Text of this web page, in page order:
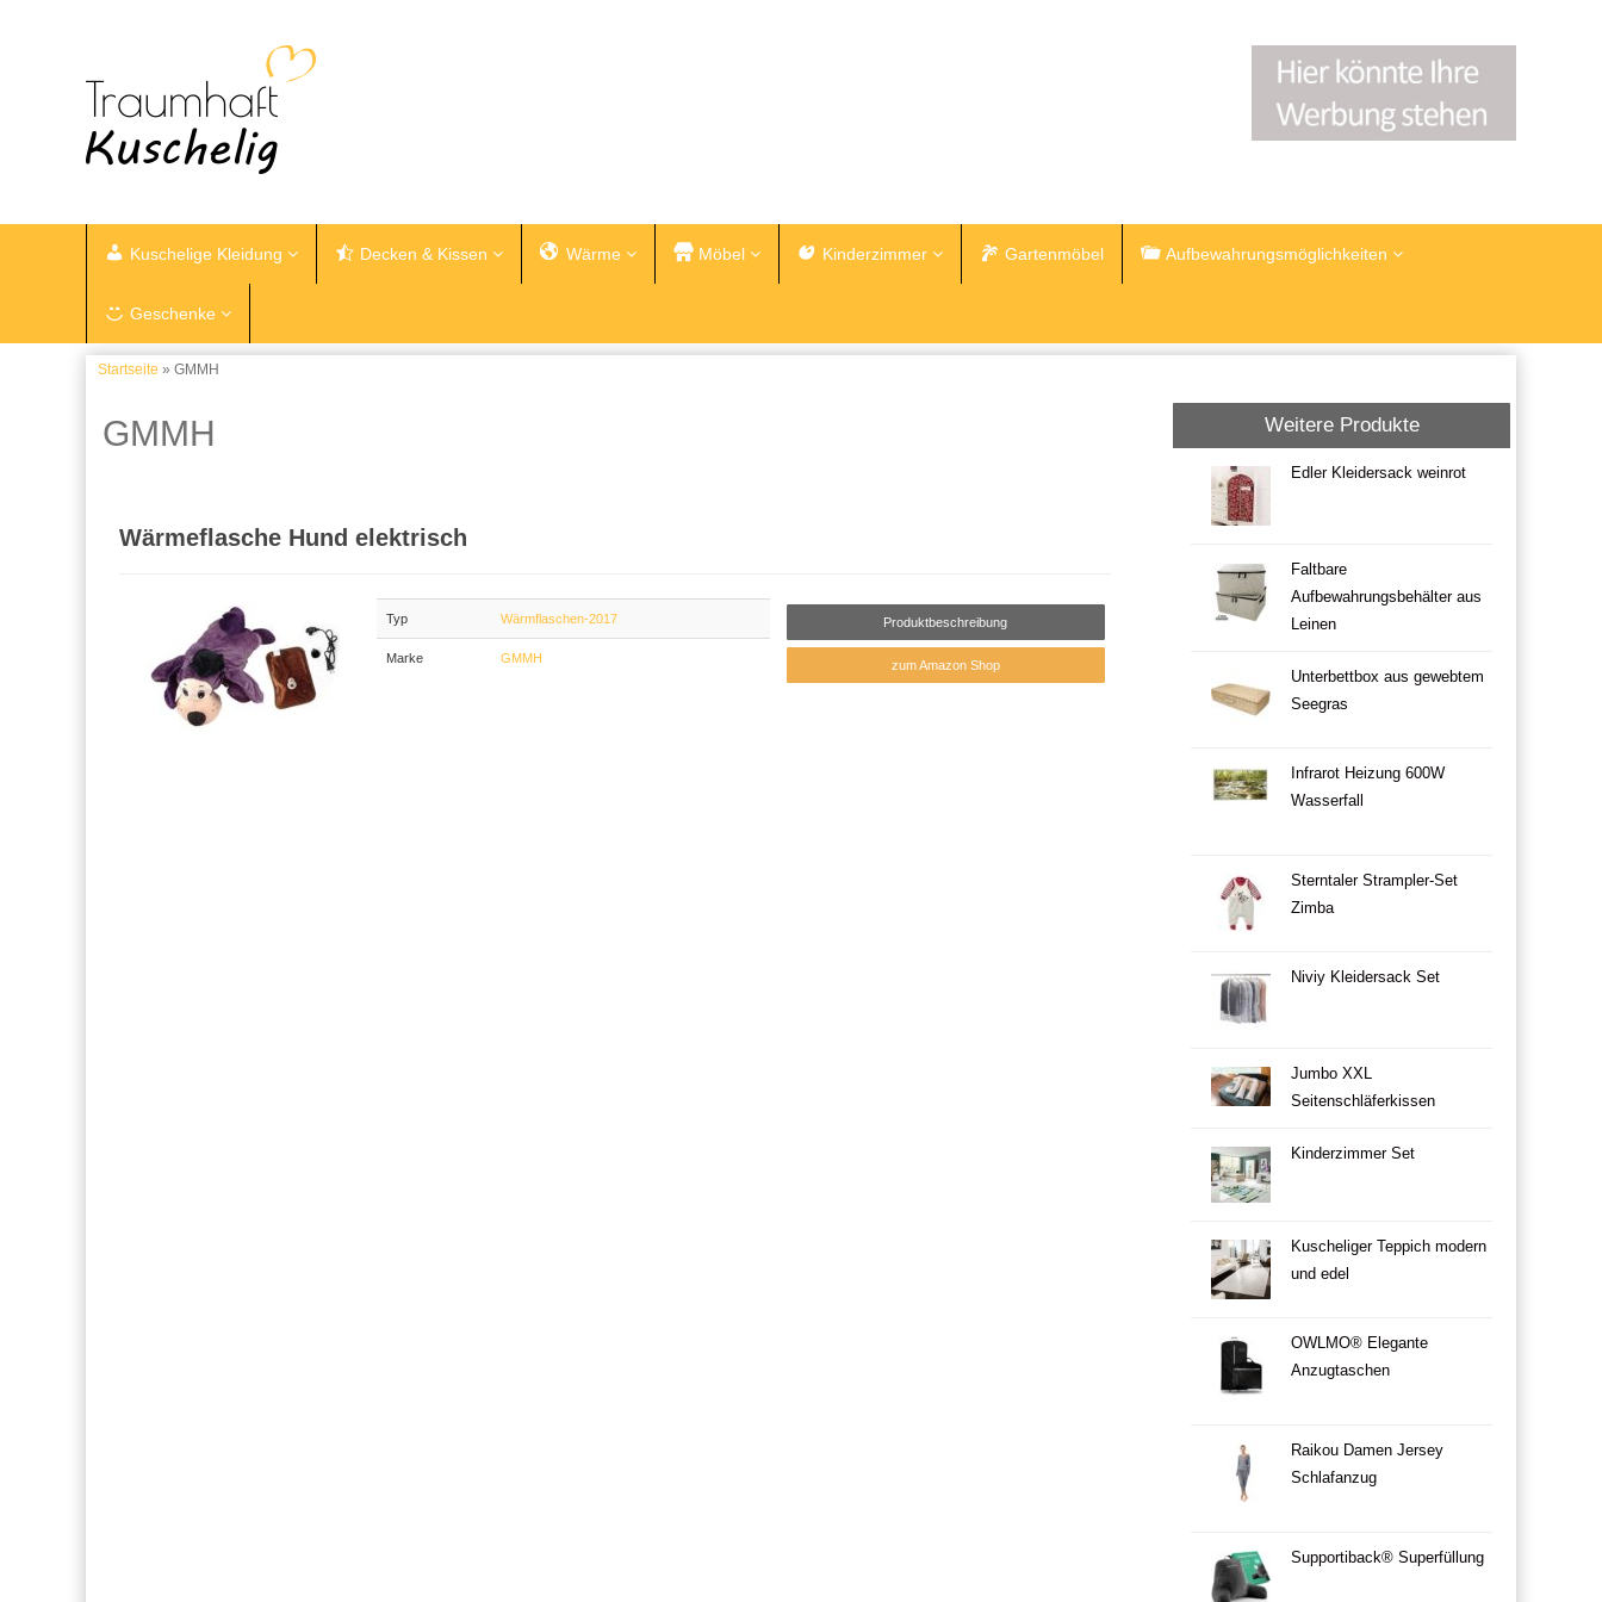
Kuschelige Kleidung Decken & Kissen Wärme Möbel Kinderzimmer Gartenmöbel Aufbewahrungsmöglichkeiten
Geschenke
Startseite » GMMH
GMMH
Wärmeflasche Hund elektrisch
Typ Wärmflaschen-2017
Marke GMMH
Produktbeschreibung
zum Amazon Shop
Weitere Produkte
Edler Kleidersack weinrot
Faltbare
Aufbewahrungsbehälter aus
Leinen
Unterbettbox aus gewebtem
Seegras
Infrarot Heizung 600W
Wasserfall
Sterntaler Strampler-Set
Zimba
Niviy Kleidersack Set
Jumbo XXL
Seitenschläferkissen
Kinderzimmer Set
Kuscheliger Teppich modern
und edel
OWLMO® Elegante
Anzugtaschen
Raikou Damen Jersey
Schlafanzug
Supportiback® Superfüllung